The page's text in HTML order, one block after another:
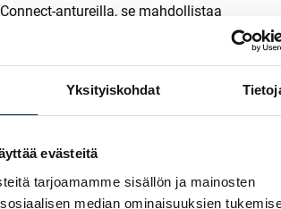
Yksityiskohdat
evästeitä
tarjoamamme sisällön ja mainosten
median ominaisuuksien
antureilla, se mahdollistaa
rengasvalvonnan ja
Kalustopäälliköt voivat
kunnossapidon ja
Digitaalinen integraatio
taaten kaluston sujuvan ja
mikä on ratkaisevan tärkeää
kiireisissä aikatauluissa.